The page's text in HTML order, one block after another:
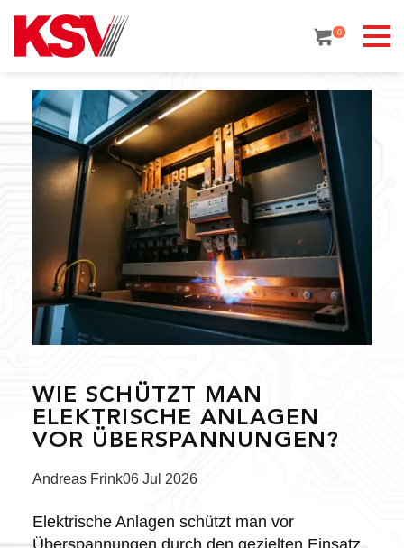
content
0
WIE SCHÜTZT MAN
ELEKTRISCHE ANLAGEN
VOR ÜBERSPANNUNGEN?
Posted
Andreas Frink06 Jul 2026
Elektrische Anlagen schützt man vor
Überspannungen durch den gezielten Einsatz